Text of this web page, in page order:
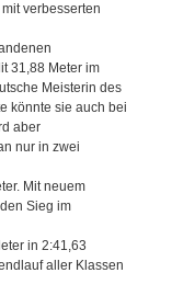
verbesserten
31,88 Meter im
Meisterin des
könnte sie auch bei
aber
nur in zwei
Mit neuem
Sieg im
in 2:41,63
aller Klassen